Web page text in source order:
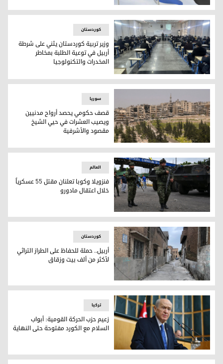
بإشرافٍ أميركي.. إسرائيل وسوريا ستشكلان مجموعة مشتركة
وزير تربية كوردستان يثني على شرطة أربيل في توعية الطلبة
کوردستان
وزير تربية كوردستان يثني على شرطة
أربيل في توعية الطلبة بمخاطر
المخدرات والتكنولوجيا
أرشيفية
سوریا
قصف حكومي يحصد أرواح مدنيين
ويصيب العشرات في حيي الشيخ
مقصود والأشرفية
جنود كولومبيون يقفون حراسة على الحدود مع فنزويلا في فيلا ديل روزاريو،
العالم
فنزويلا وكوبا تعلنان مقتل 55 عسكرياً
خلال اعتقال مادورو
أربيل.. حملة للحفاظ على الطراز التراثي لأكثر من ألف بيت وزقاق
کوردستان
أربيل.. حملة للحفاظ على الطراز التراثي
لأكثر من ألف بيت وزقاق
زعيم حزب الحركة القومية دولت بهجلي
ترکیا
زعيم حزب الحركة القومية: أبواب
السلام مع الكورد مفتوحة حتى النهاية